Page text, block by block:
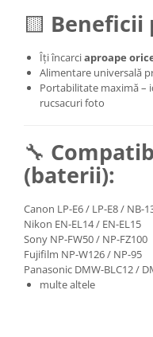
🟨 Beneficii
Îți încarciaproape
Alimentare universală
Portabilitate maximă –
rucsacuri foto
🔧
(baterii):
Canon LP-E6 / LP-E8 / NB-
Nikon EN-EL14 / EN-EL15
Sony NP-FW50 / NP-FZ100
Fujifilm NP-W126 / NP-95
Panasonic DMW-BLC12 /
multe altele